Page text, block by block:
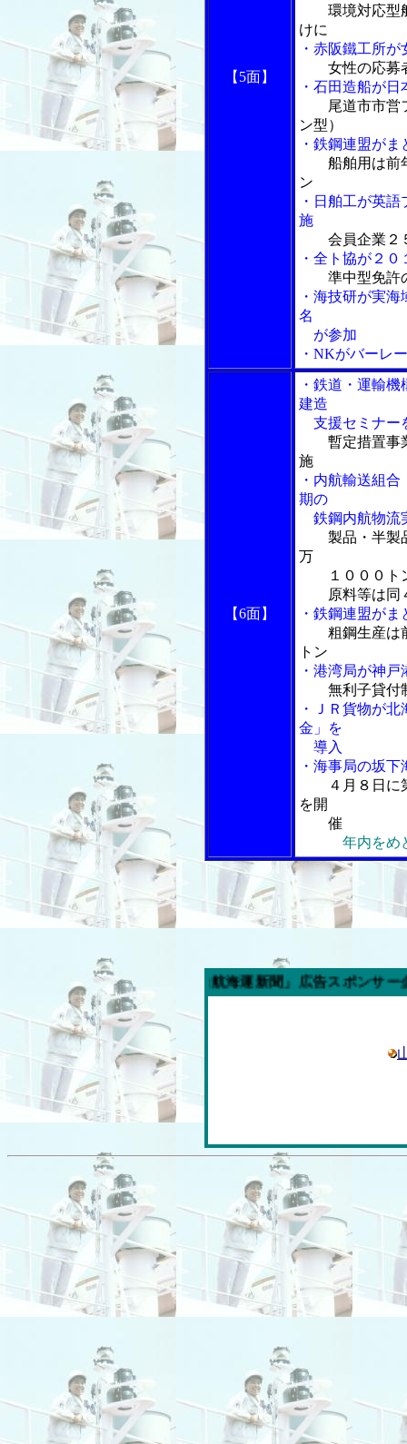
【5面】
環境対応型
けに
・赤阪鐵工所
女性の応募
・石田造船が
尾道市市営
ン型）
・鉄鋼連盟が
船舶用は前
ン
・日舶工が英
施
会員企業２
・全ト協が２
準中型免許
・海技研が実
名
が参加
・NKがバーレ
【6面】
・鉄道・運輸
建造
支援セミナー
暫定措置事
施
・内航輸送組
期の
鉄鋼内航物流
製品・半製
万
１０００ト
原料等は同４
・鉄鋼連盟が
粗鋼生産は
トン
・港湾局が神
無利子貸付
・ＪＲ貨物が
金」を
導入
・海事局の坂
４月８日に
を開
催
年内をめ
今週の「内航海運新聞」広告スポンサー企業